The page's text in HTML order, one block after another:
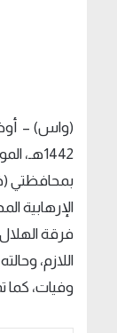
بمحافظتي
فرقة
اللازم،
وفيات، كما